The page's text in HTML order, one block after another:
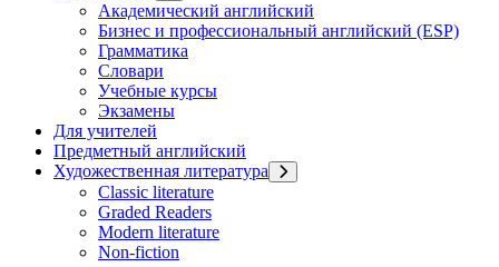
Академический английский
Бизнес и профессиональный английский (ESP)
Грамматика
Словари
Учебные курсы
Экзамены
Для учителей
Предметный английский
Художественная литература
Classic literature
Graded Readers
Modern literature
Non-fiction